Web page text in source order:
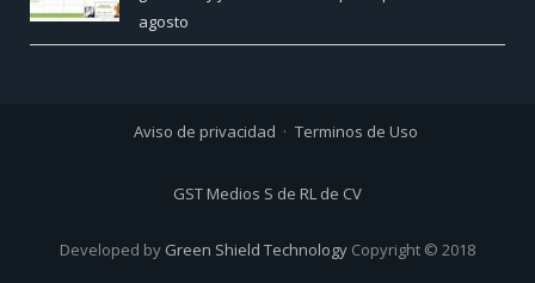
agosto
Aviso de privacidad Terminos de Uso
GST Medios S de RL de CV
Developed by Green Shield Technology Copyright © 2018